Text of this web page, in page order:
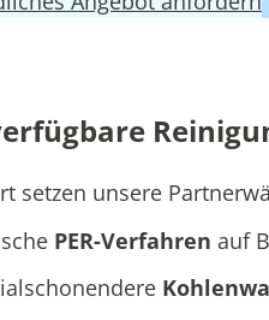
setzen unsere
PER-Verfahren auf